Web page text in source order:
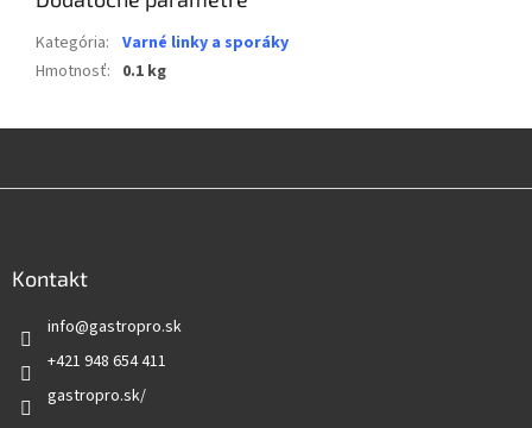
Kategória: Varné linky a sporáky
Hmotnosť: 0.1 kg
Kontakt
info@gastropro.sk
+421 948 654 411
gastropro.sk/